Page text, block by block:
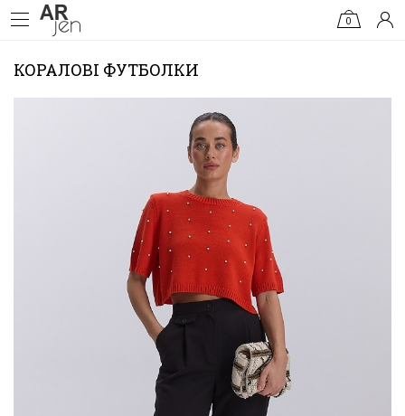
0
КОРАЛОВІ ФУТБОЛКИ